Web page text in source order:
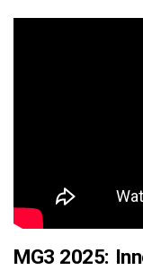
MG3 2025: